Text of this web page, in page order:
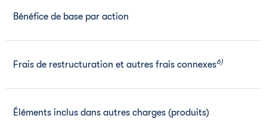
Bénéfice de base par action
Frais de restructuration et autres frais connexes6)
Éléments inclus dans autres charges (produits)